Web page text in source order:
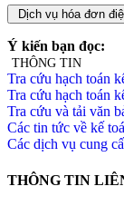
Ý kiến bạn đọc:
THÔNG TIN
Tra cứu hạch toán
Tra cứu hạch toán
Tra cứu và tải văn
Các tin tức về kế
Các dịch vụ cung
THÔNG TIN